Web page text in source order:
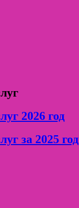
2026 год
за 2025 год